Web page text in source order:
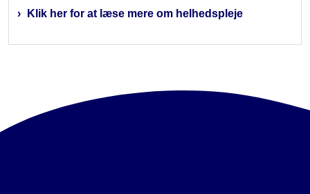
Klik her for at læse mere om helhedspleje